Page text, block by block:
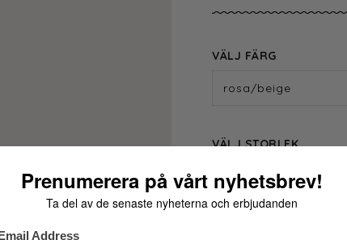
VÄLJ FÄRG
rosa/beige
VÄLJ STORLEK
One Size